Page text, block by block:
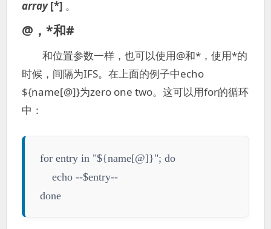
array[*] 。
@，*和#
和位置参数一样，也可以使用@和*，使用*的
时候，间隔为IFS。在上面的例子中echo
${name[@]}为zero one two。这可以用for的循环
中：
for entry in "${name[@]}"; do
echo --$entry--
done